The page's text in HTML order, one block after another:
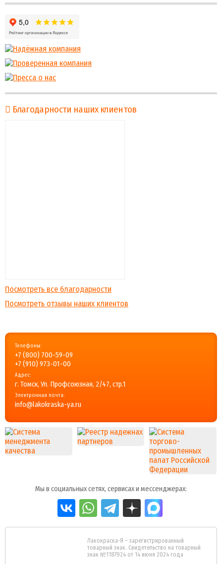
Благодарности наших клиентов
Посмотреть все благодарности
Посмотреть отзывы наших клиентов
Телефоны:
+7 (800) 700-59-09
+7 (910) 973-01-00
Адрес:
г. Томск, Ул. Профсоюзная, 2/47, стр.1
Электронная почта:
info@lakokraska-ya.ru
Мы в социальных сетях, сервисах и мессенджерах:
Лакокраска-Я – зарегистрированный
товарный знак. Свидетельство на товарный
знак №1187924 от 14 июня 2024 года